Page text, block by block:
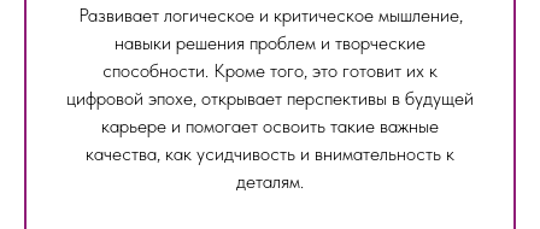
Развивает логическое и критическое мышление,
навыки решения проблем и творческие
способности. Кроме того, это готовит их к
цифровой эпохе, открывает перспективы в будущей
карьере и помогает освоить такие важные
качества, как усидчивость и внимательность к
деталям.